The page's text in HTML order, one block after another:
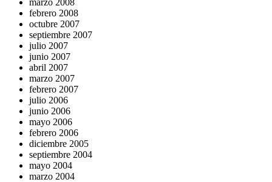
febrero 2008
octubre 2007
septiembre 2007
julio 2007
junio 2007
abril 2007
marzo 2007
febrero 2007
julio 2006
junio 2006
mayo 2006
febrero 2006
diciembre 2005
septiembre 2004
mayo 2004
marzo 2004